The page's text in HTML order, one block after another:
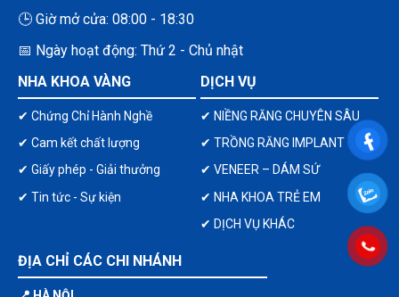
🕒 Giờ mở cửa: 08:00 - 18:30
📅 Ngày hoạt động: Thứ 2 - Chủ nhật
NHA KHOA VÀNG
✔ Chứng Chỉ Hành Nghề
✔ Cam kết chất lượng
✔ Giấy phép - Giải thưởng
✔ Tin tức - Sự kiện
DỊCH VỤ
✔ NIỀNG RĂNG CHUYÊN SÂU
✔ TRỒNG RĂNG IMPLANT
✔ VENEER – DÁM SỨ
✔ NHA KHOA TRẺ EM
✔ DỊCH VỤ KHÁC
ĐỊA CHỈ CÁC CHI NHÁNH